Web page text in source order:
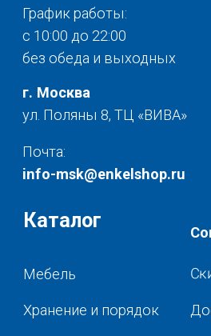
Политика конфиденциальности